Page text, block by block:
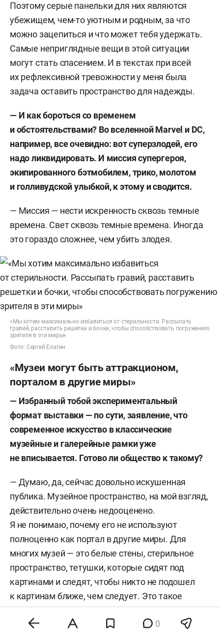
Поэтому серые панельки для них являются
убежищем, чем-то уютным и родным, за что
можно зацепиться и что может тебя удержать.
Самые неприглядные вещи в этой ситуации
могут стать спасением. И в текстах при всей
их рефлексивной тревожности у меня была
задача оставить пространство для надежды.
— И как бороться со временем
и обстоятельствами? Во вселеннойMarvel и DC,
например, все очевидно: вот суперзлодей, его
надо ликвидировать. И миссия супергероя,
экипированного бэтмобилем, трико, молотом
и голливудской улыбкой, к этому и сводится.
— Миссия — нести искренность сквозь темные
времена. Свет сквозь темные времена. Иногда
это гораздо сложнее, чем убить злодея.
«Мы хотим максимально избавиться от стерильности. Рассыпать
гравий, расставить решетки и бочки, чтобы способствовать погружению
зрителя в эти миры»
Фото: Сергей Елагин
«Музеи могут быть аттракционом,
порталом в другие миры»
— Избранный тобой экспериментальный
формат выставки — по сути, заявление, что
современное искусство в классические
музейные и галерейные рамки уже
не вписывается. Готово ли общество к такому?
— Думаю, да, сейчас довольно искушенная
публика. Музейное пространство, на мой взгляд,
действительно очень недооценено.
Я не понимаю, почему его не используют
полноценно как портал в другие миры. Для
многих музей — это белые стены, стерильное
пространство, тетушки, которые сидят под
картинами и следят, чтобы никто не подошел
к картинам ближе, чем следует. Это такое
классическое, фундаментальное, где-то
табуированное пространство, которое почему-то
0